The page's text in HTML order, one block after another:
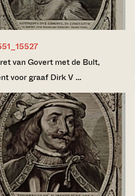
van Govert met de Bult,
voor graaf Dirk V …